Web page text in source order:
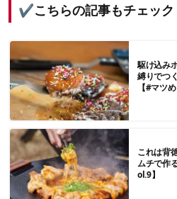
✔️こちらの記事もチェック
駆け込み
縛りでつ
【#マツ
これは背
ムチで作
ol.9】